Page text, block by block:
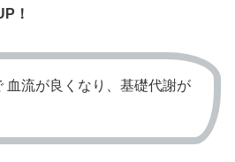
！
血流が良くなり、基礎代謝が